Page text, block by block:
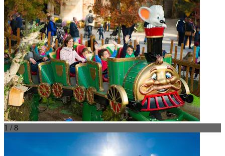
1 / 8